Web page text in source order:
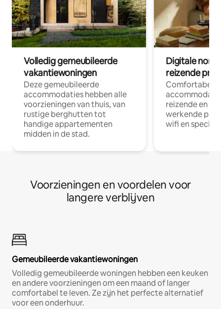
Volledig gemeubileerde
vakantiewoningen
Deze gemeubileerde
accommodaties hebben alle
voorzieningen van thuis, van
rustige berghutten tot
handige appartementen
midden in de stad.
Digitale
reizende
Comfortabele
reizende en
werkende
wifi en
Voorzieningen en voordelen voor
langere verblijven
Gemeubileerde vakantiewoningen
Volledig gemeubileerde woningen hebben een keuken
en andere voorzieningen om een maand of langer
comfortabel te leven. Ze zijn het perfecte alternatief
voor een onderhuur.